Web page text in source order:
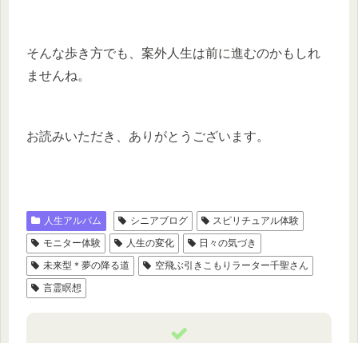
そんな歩き方でも、案外人生は前に進むのかもしれ
ませんね。
お読みいただき、ありがとうございます。
人生アルバム シニアブログ
スピリチュアル体験
モニター体験
人生の変化
日々の気づき
未来型＊夢の降る道
空飛ぶ引きこもりラーター千聖さん
言霊瞑想